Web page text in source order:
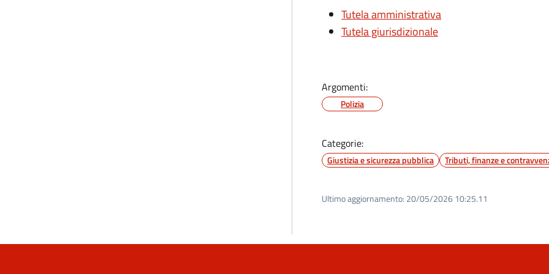
Tutela amministrativa
Tutela giurisdizionale
Argomenti:
Polizia
Categorie:
Giustizia e sicurezza pubblica Tributi, finanze e
Ultimo aggiornamento: 20/05/2026 10:25.11